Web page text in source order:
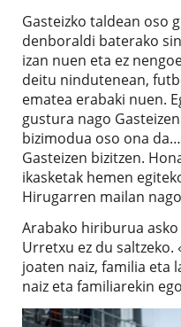
Gasteizko taldean oso
denboraldi baterako
izan nuen eta ez
deitu nindutenean,
ematea erabaki nuen.
gustura nago
bizimodua oso ona
Gasteizen bizitzen.
ikasketak hemen
Hirugarren mailan
Arabako hiriburua
Urretxu ez du
joaten naiz, familia eta
naiz eta familiarekin